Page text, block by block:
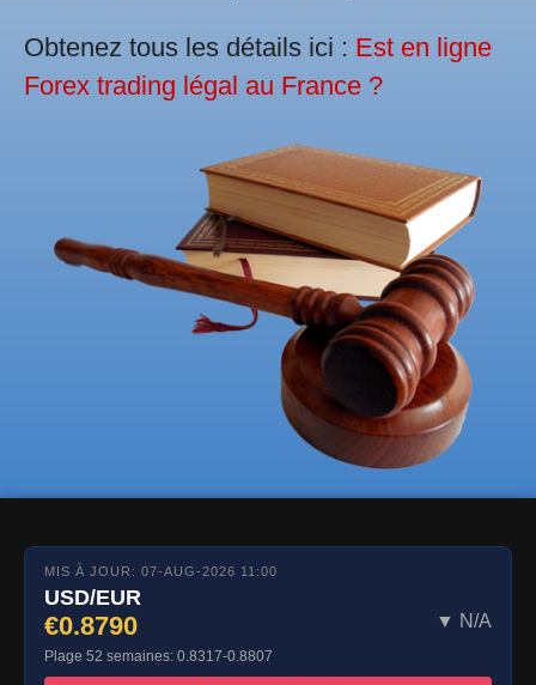
Obtenez tous les détails ici : Est en ligne
Forex trading légal au France ?
MIS À JOUR: 07-AUG-2026 11:00
USD/EUR
€0.8790 ▼ N/A
Plage 52 semaines: 0.8317-0.8807